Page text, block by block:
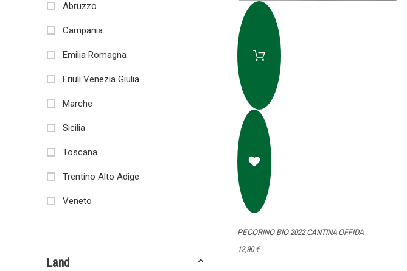
Abruzzo
Campania
Emilia Romagna
Friuli Venezia Giulia
Marche
Sicilia
Toscana
Trentino Alto Adige
Veneto
Land
PECORINO BIO 2022 CANTINA OFFIDA
12,90 €